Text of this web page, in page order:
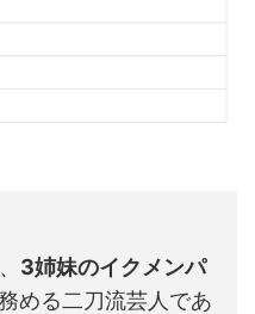
3姉妹のイクメンパ
める二刀流芸人であ